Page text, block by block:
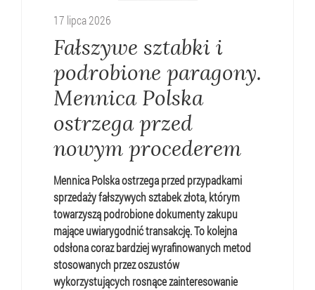
17 lipca2026
Fałszywe sztabki i
podrobione paragony.
Mennica Polska
ostrzega przed
nowym procederem
Mennica Polska ostrzega przed przypadkami
sprzedaży fałszywych sztabek złota, którym
towarzyszą podrobione dokumenty zakupu
mające uwiarygodnić transakcję. To kolejna
odsłona coraz bardziej wyrafinowanych metod
stosowanych przez oszustów
wykorzystujących rosnące zainteresowanie